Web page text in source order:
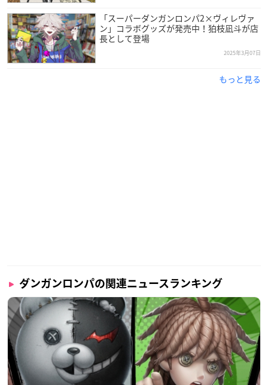
「スーパーダンガンロンパ2×ヴィレヴァ
ン」コラボグッズが発売中！狛枝凪斗が店
長として登場
2025年3月07日
もっと見る
ダンガンロンパの関連ニュースランキング